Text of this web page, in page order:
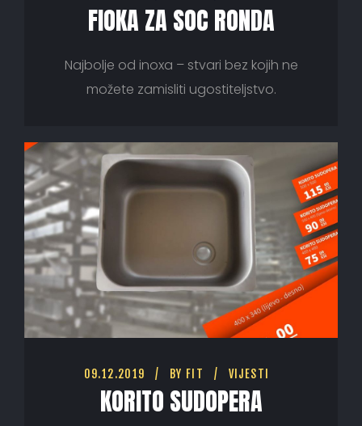
FIOKA ZA SOC RONDA
Najbolje od inoxa – stvari bez kojih ne
možete zamisliti ugostiteljstvo.
09.12.2019 BY FIT VIJESTI
KORITO SUDOPERA